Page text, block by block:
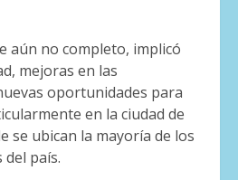
aún no completo, implicó
mejoras en las
oportunidades para
en la ciudad de
se ubican la mayoría de los
país.